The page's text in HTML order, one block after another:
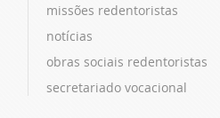
missões redentoristas
notícias
obras sociais redentoristas
secretariado vocacional